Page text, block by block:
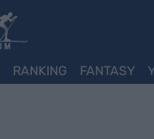
RANKING FANTASY